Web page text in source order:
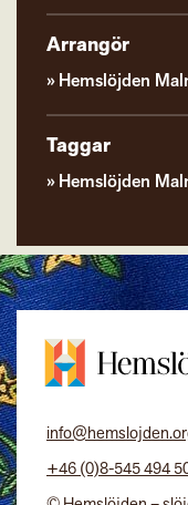
Arrangör
Hemslöjden
Taggar
Hemslöjden
+46 (0)8-545 494